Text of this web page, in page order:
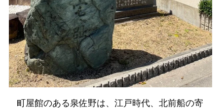
町屋館のある泉佐野は、江戸時代、北前船の寄